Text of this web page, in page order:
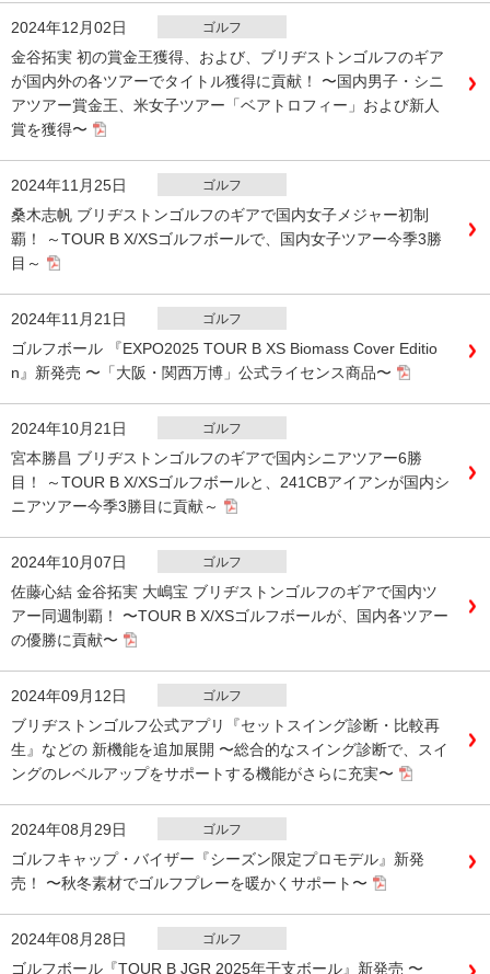
2024年12月02日 ゴルフ
金谷拓実 初の賞金王獲得、および、ブリヂストンゴルフのギア
が国内外の各ツアーでタイトル獲得に貢献！ 〜国内男子・シニ
アツアー賞金王、米女子ツアー「ベアトロフィー」および新人
賞を獲得〜
2024年11月25日 ゴルフ
桑木志帆 ブリヂストンゴルフのギアで国内女子メジャー初制
覇！ ～TOUR B X/XSゴルフボールで、国内女子ツアー今季3勝
目～
2024年11月21日 ゴルフ
ゴルフボール 『EXPO2025 TOUR B XS Biomass Cover Editio
n』新発売 〜「大阪・関西万博」公式ライセンス商品〜
2024年10月21日 ゴルフ
宮本勝昌 ブリヂストンゴルフのギアで国内シニアツアー6勝
目！ ～TOUR B X/XSゴルフボールと、241CBアイアンが国内シ
ニアツアー今季3勝目に貢献～
2024年10月07日 ゴルフ
佐藤心結 金谷拓実 大嶋宝 ブリヂストンゴルフのギアで国内ツ
アー同週制覇！ 〜TOUR B X/XSゴルフボールが、国内各ツアー
の優勝に貢献〜
2024年09月12日 ゴルフ
ブリヂストンゴルフ公式アプリ『セットスイング診断・比較再
生』などの 新機能を追加展開 〜総合的なスイング診断で、スイ
ングのレベルアップをサポートする機能がさらに充実〜
2024年08月29日 ゴルフ
ゴルフキャップ・バイザー『シーズン限定プロモデル』新発
売！ 〜秋冬素材でゴルフプレーを暖かくサポート〜
2024年08月28日 ゴルフ
ゴルフボール『TOUR B JGR 2025年干支ボール』新発売 〜